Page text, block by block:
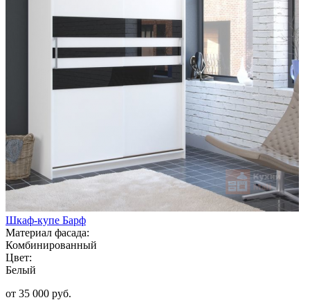
Шкаф-купе Барф
Материал фасада:
Комбинированный
Цвет:
Белый
от 35 000 руб.